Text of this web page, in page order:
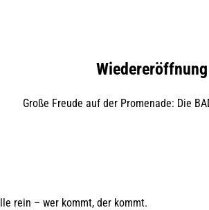
Große Freude auf der Promenade: Die
rein – wer kommt, der kommt.